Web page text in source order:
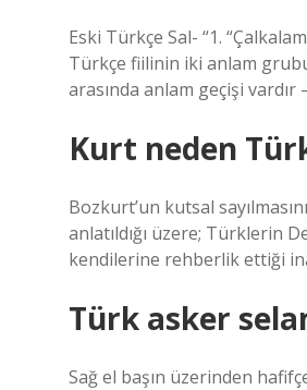
Eski Türkçe Sal- “1.
Türkçe fiilinin iki anlam
arasında anlam geçişi vardır
Kurt neden
Bozkurt’un kutsal
anlatıldığı üzere; Türklerin
kendilerine rehberlik ettiği
Türk asker
Sağ el başın üzerinden